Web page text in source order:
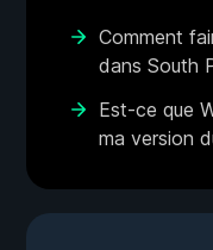
Comment
dans South
Est-ce que
ma version